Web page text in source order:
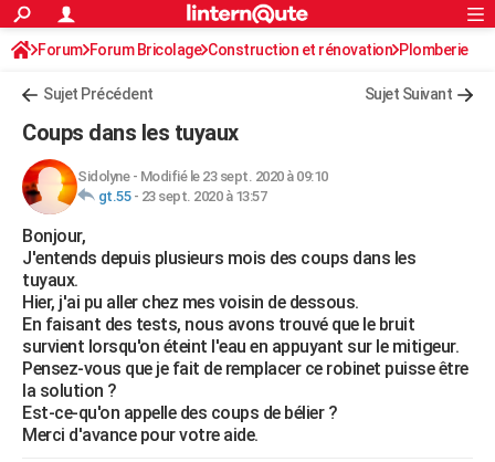
ACTUALITÉS
Politique
Société
Faits Divers
Education
Monde
Villes
+
FINANCE
Retraite
Impôts
Epargne
Immobilier
Risques naturels par ville
Banque
Assurance
Crédit
AUTO
Essais
Réserver un essai
Citadines
Berlines
SUV
Forum auto
+HIGH-TECH
Mobiles
Meilleur smartphone
Internet
Ordinateurs
Jeux vidéo
Guide high-tech
+BRICOLAGE
Forum
Aménagement intérieur
Extérieur
Cuisine
Salle de bains
Jardinage
Rangement
WEEK-END
Guides de France
Escapades
Patrimoine
Expositions
Musées
Week-end nature
+LIFESTYLE
Art de vivre
Bien-être
Loisirs
ModeModes de vie
SANTE
Rechercher
S'inscrire
Connexion
Forum Forum Bricolage Construction et rénovation Plomberie
Sujet Précédent Sujet Suivant
Coups dans les tuyaux
Sidolyne- Modifié le 23 sept. 2020 à 09:10
gt.55- 23 sept. 2020 à 13:57
Bonjour,
J'entends depuis plusieurs mois des coups dans les
tuyaux.
Hier, j'ai pu aller chez mes voisin de dessous.
En faisant des tests, nous avons trouvé que le bruit
survient lorsqu'on éteint l'eau en appuyant sur le mitigeur.
Pensez-vous que je fait de remplacer ce robinet puisse être
la solution ?
Est-ce-qu'on appelle des coups de bélier ?
Merci d'avance pour votre aide.